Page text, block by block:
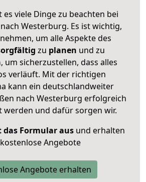
es viele Dinge zu beachten bei
Westerburg. Es ist wichtig,
um alle Aspekte des
zu planen und zu
, um sicherzustellen, dass alles
verläuft. Mit der richtigen
kann ein deutschlandweiter
nach Westerburg erfolgreich
und dafür sorgen wir.
das Formular ausund erhalten
Angebote
Angebote erhalten